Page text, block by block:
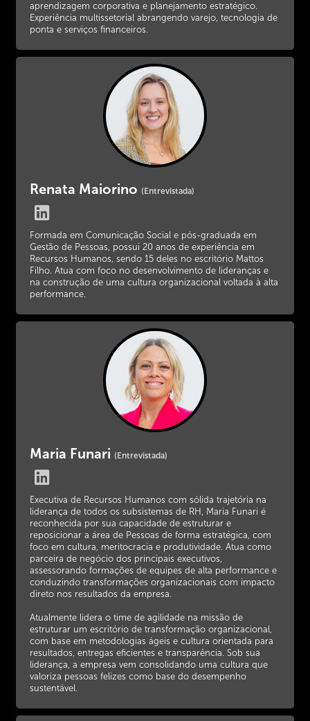
aprendizagem corporativa e planejamento estratégico.
Experiência multissetorial abrangendo varejo, tecnologia de
ponta e serviços financeiros.
Renata Maiorino (Entrevistada)
Formada em Comunicação Social e pós-graduada em
Gestão de Pessoas, possui 20 anos de experiência em
Recursos Humanos, sendo 15 deles no escritório Mattos
Filho. Atua com foco no desenvolvimento de lideranças e
na construção de uma cultura organizacional voltada à alta
performance.
Maria Funari (Entrevistada)
Executiva de Recursos Humanos com sólida trajetória na
liderança de todos os subsistemas de RH, Maria Funari é
reconhecida por sua capacidade de estruturar e
reposicionar a área de Pessoas de forma estratégica, com
foco em cultura, meritocracia e produtividade. Atua como
parceira de negócio dos principais executivos,
assessorando formações de equipes de alta performance e
conduzindo transformações organizacionais com impacto
direto nos resultados da empresa.
Atualmente lidera o time de agilidade na missão de
estruturar um escritório de transformação organizacional,
com base em metodologias ágeis e cultura orientada para
resultados, entregas eficientes e transparência. Sob sua
liderança, a empresa vem consolidando uma cultura que
valoriza pessoas felizes como base do desempenho
sustentável.